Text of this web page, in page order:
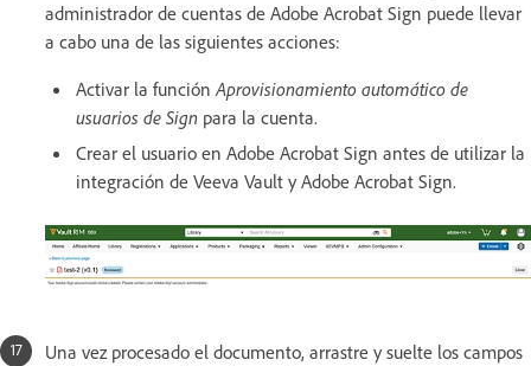
administrador de cuentas de Adobe Acrobat Sign puede llevar
a cabo una de las siguientes acciones:
Activar la funciónAprovisionamiento automático de
usuarios de Sign para la cuenta.
Crear el usuario en Adobe Acrobat Sign antes de utilizar la
integración de Veeva Vault y Adobe Acrobat Sign.
Una vez procesado el documento, arrastre y suelte los campos